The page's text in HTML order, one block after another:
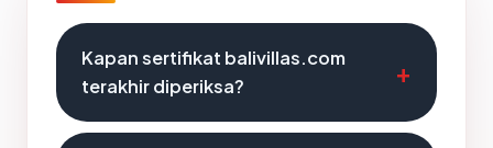
Kapan sertifikat balivillas.com
terakhir diperiksa?